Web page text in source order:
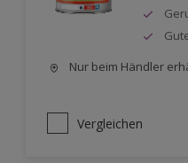
Nur beim Händler
Vergleichen